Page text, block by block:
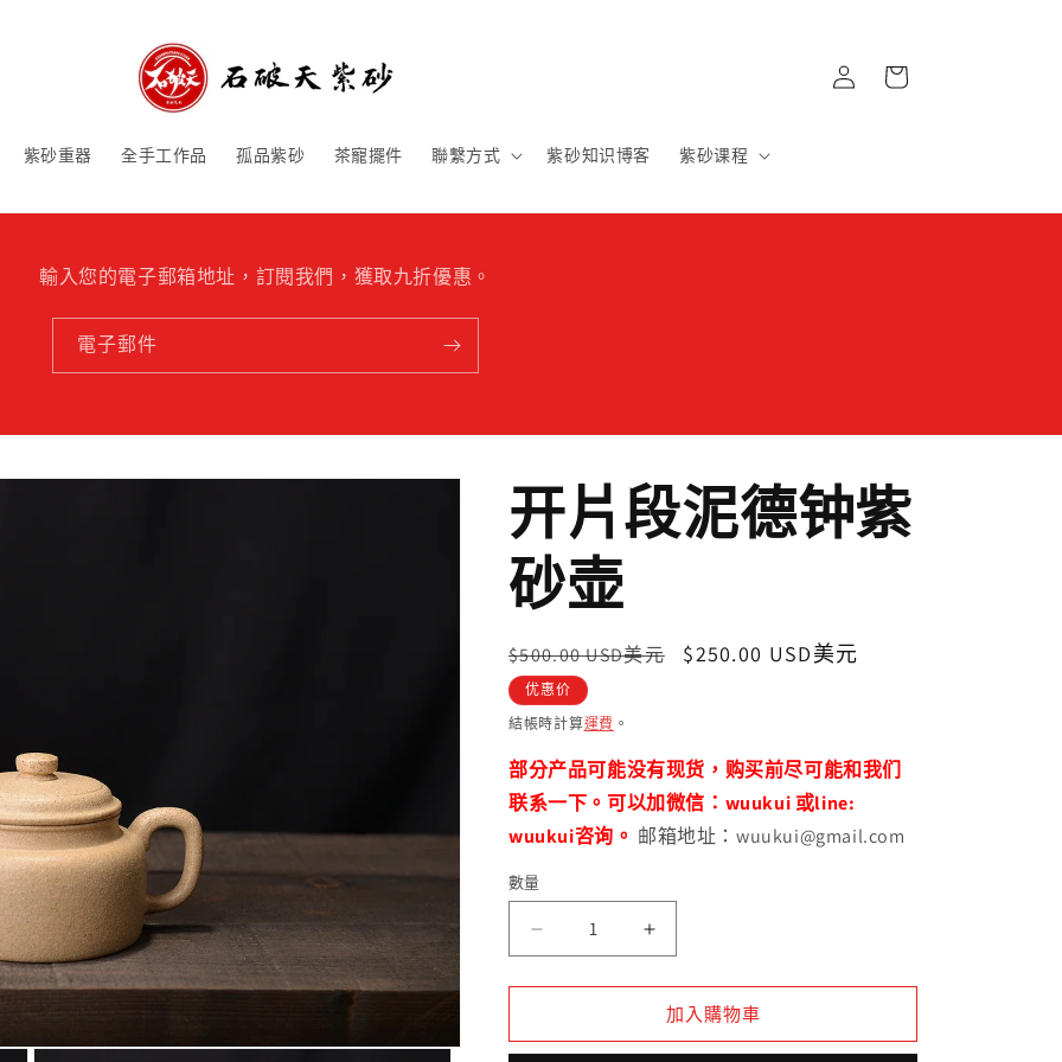
紫砂重器 全手工作品 孤品紫砂 茶寵擺件 聯繫方式 紫砂知识博客 紫砂课程
登
入
物
輸入您的電子郵箱地址，訂閱我們，獲取九折優惠。
電子郵件
开片段泥德钟紫
砂壶
定
價
$500.00 USD美元
售
$250.00 USD美元
优惠价
結帳時計算運費 。
部分产品可能没有现货，购买前尽可能和我们
联系一下。可以加微信：wuukui 或line:
wuukui咨询。 邮箱地址：wuukui@gmail.com
數
數量
泥
段
泥
加入購物車